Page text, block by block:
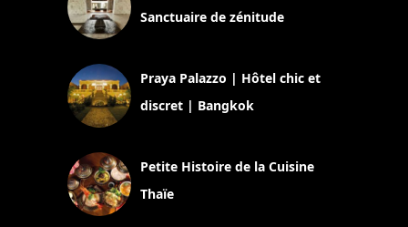
Sanctuaire de zénitude
Praya Palazzo | Hôtel chic et
discret | Bangkok
Petite Histoire de la Cuisine
Thaïe